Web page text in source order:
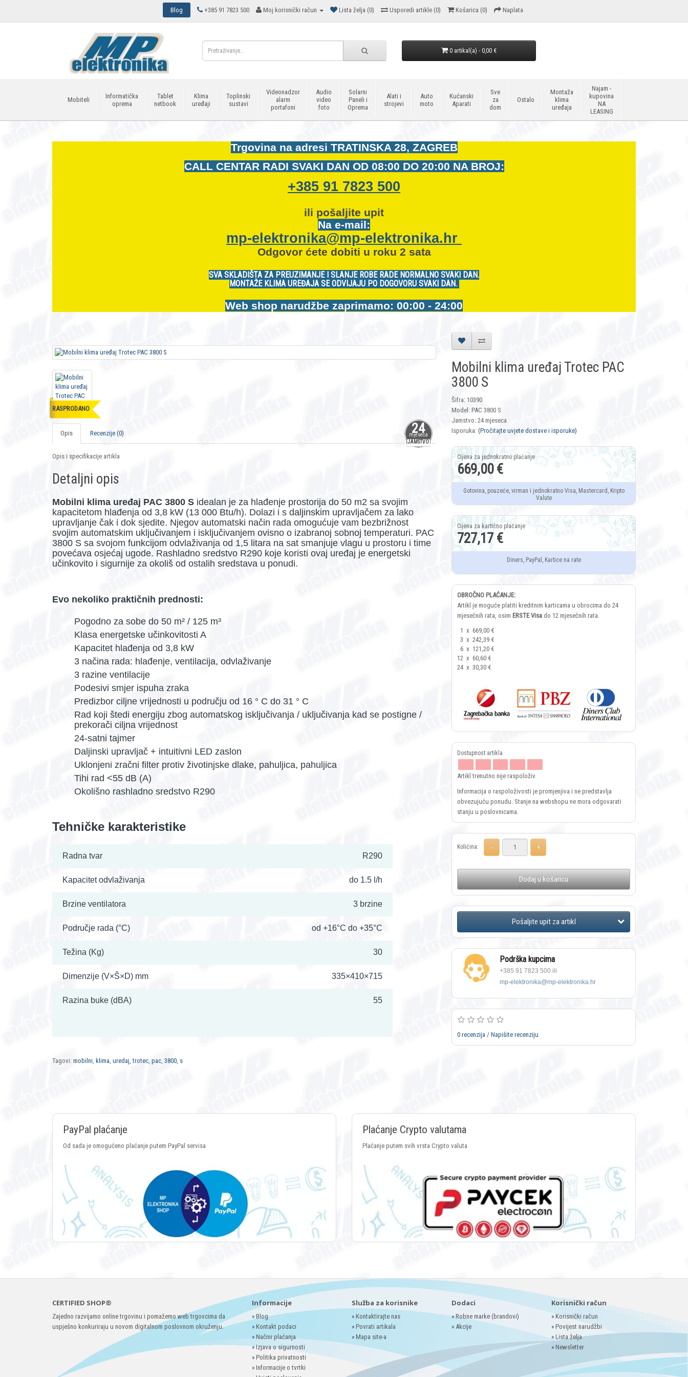
Blog +385 91 7823 500 Moj korisnički račun Lista želja (0) Usporedi artikle (0) Košarica (0) Naplata
0 artikal(a) - 0,00 €
Mobiteli
Informatička
oprema
Tablet
netbook
Klima
uređaji
Toplinski
sustavi
Videonadzor
alarm
portafoni
Audio
video
foto
Solarni
Paneli i
Oprema
Alati i
strojevi
Auto
moto
Kućanski
Aparati
Sve
za
dom
Ostalo
Montaža
klima
uređaja
Najam -
kupovina
NA
LEASING
Trgovina na adresi TRATINSKA 28, ZAGREB
CALL CENTAR RADI SVAKI DAN OD 08:00 DO 20:00 NA BROJ:
+385 91 7823 500
ili pošaljite upit
Na e-mail:
mp-elektronika@mp-elektronika.hr
Odgovor ćete dobiti u roku 2 sata
SVA SKLADIŠTA ZA PREUZIMANJE I SLANJE ROBE RADE NORMALNO SVAKI DAN.
MONTAŽE KLIMA UREĐAJA SE ODVIJAJU PO DOGOVORU SVAKI DAN.
Web shop narudžbe zaprimamo: 00:00 - 24:00
24
mjeseca
JAMSTVO
RASPRODANO
Opis Recenzije (0)
Opis i specifikacije artikla
Detaljni opis
Mobilni klima uređaj PAC 3800 S idealan je za hlađenje prostorija do 50 m2 sa svojim
kapacitetom hlađenja od 3,8 kW (13 000 Btu/h). Dolazi i s daljinskim upravljačem za lako
upravljanje čak i dok sjedite. Njegov automatski način rada omogućuje vam bezbrižnost
svojim automatskim uključivanjem i isključivanjem ovisno o izabranoj sobnoj temperaturi. PAC
3800 S sa svojom funkcijom odvlaživanja od 1,5 litara na sat smanjuje vlagu u prostoru i time
povećava osjećaj ugode. Rashladno sredstvo R290 koje koristi ovaj uređaj je energetski
učinkovito i sigurnije za okoliš od ostalih sredstava u ponudi.
Evo nekoliko praktičnih prednosti:
Pogodno za sobe do 50 m² / 125 m³
Klasa energetske učinkovitosti A
Kapacitet hlađenja od 3,8 kW
3 načina rada: hlađenje, ventilacija, odvlaživanje
3 razine ventilacije
Podesivi smjer ispuha zraka
Predizbor ciljne vrijednosti u području od 16 ° C do 31 ° C
Rad koji štedi energiju zbog automatskog isključivanja / uključivanja kad se postigne /
prekorači ciljna vrijednost
24-satni tajmer
Daljinski upravljač + intuitivni LED zaslon
Uklonjeni zračni filter protiv životinjske dlake, pahuljica, pahuljica
Tihi rad <55 dB (A)
Okolišno rashladno sredstvo R290
Tehničke karakteristike
Radna tvar R290
Kapacitet odvlaživanja do 1.5 l/h
Brzine ventilatora 3 brzine
Područje rada (°C) od +16°C do +35°C
Težina (Kg) 30
Dimenzije (V×Š×D) mm 335×410×715
Razina buke (dBA) 55
Mobilni klima uređaj Trotec PAC
3800 S
Šifra: 10390
Model: PAC 3800 S
Jamstvo: 24 mjeseca
Isporuka: (Pročitajte uvjete dostave i isporuke)
669,00 €
Gotovina, pouzeće, virman i jednokratno Visa, Mastercard, Kripto
Valute
727,17 €
Diners, PayPal, Kartice na rate
OBROČNO PLAĆANJE:
Artikl je moguće platiti kreditnim karticama u obrocima do 24
mjesečnih rata, osim ERSTE Visa do 12 mjesečnih rata.
1 x 669,00 €
3 x 242,39 €
6 x 121,20 €
12 x 60,60 €
24 x 30,30 €
Artikl trenutno nije raspoloživ.
Informacija o raspoloživosti je promjenjiva i ne predstavlja
obvezujuću ponudu. Stanje na webshopu ne mora odgovarati
stanju u poslovnicama.
Količina:
Dodaj u košaricu
Podrška kupcima
+385 91 7823 500 ili
mp-elektronika@mp-elektronika.hr
0 recenzija / Napišite recenziju
Tagovi: mobilni, klima, uredaj,trotec, pac, 3800, s
PayPal plaćanje
Od sada je omogućeno plaćanje putem PayPal servisa
Plaćanje Crypto valutama
Plaćanje putem svih vrsta Crypto valuta
CERTIFIED SHOP®
Zajedno razvijamo online trgovinu i pomažemo web trgovcima da
uspješno konkuriraju u novom digitalnom poslovnom okruženju.
Informacije
» Blog
» Kontakt podaci
» Načini plaćanja
»Izjava o sigurnosti
» Politika privatnosti
» Informacije o tvrtki
Služba za korisnike
» Kontaktirajte nas
» Povrati artikala
» Mapa site-a
Dodaci
»Robne marke (brandovi)
» Akcije
Korisnički račun
» Korisnički račun
» Povijest narudžbi
» Lista želja
» Newsletter